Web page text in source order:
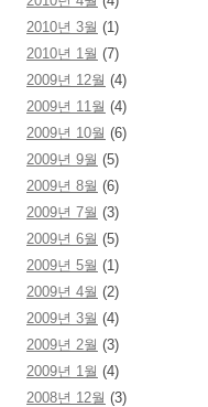
2010년 3월 (1)
2010년 1월 (7)
2009년 12월 (4)
2009년 11월 (4)
2009년 10월 (6)
2009년 9월 (5)
2009년 8월 (6)
2009년 7월 (3)
2009년 6월 (5)
2009년 5월 (1)
2009년 4월 (2)
2009년 3월 (4)
2009년 2월 (3)
2009년 1월 (4)
2008년 12월 (3)